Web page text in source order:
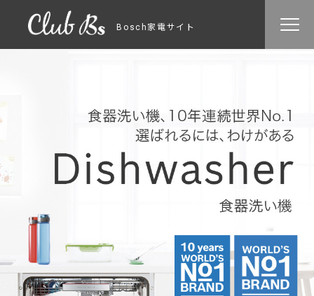
Bosch家電サイト